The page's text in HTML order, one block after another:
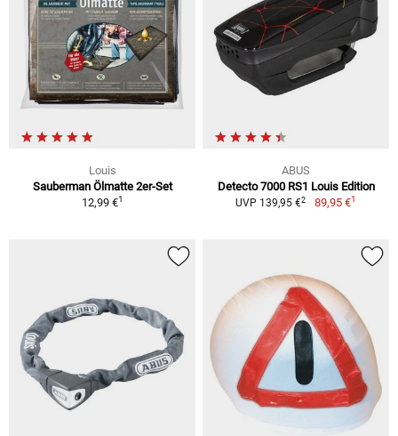
Louis
Sauberman Ölmatte 2er-Set
12,99 €1
ABUS
Detecto 7000 RS1 Louis Edition
UVP 139,95 €2 89,95 €1